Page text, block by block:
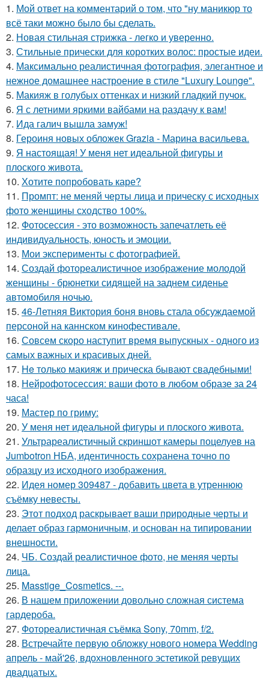
1. Мой ответ на комментарий о том, что "ну маникюр то
всё таки можно было бы сделать.
2. Новая стильная стрижка - легко и уверенно.
3. Стильные прически для коротких волос: простые идеи.
4. Максимально реалистичная фотография, элегантное и
нежное домашнее настроение в стиле "Luxury Lounge".
5. Макияж в голубых оттенках и низкий гладкий пучок.
6. Я с летними яркими вайбами на раздачу к вам!
7. Ида галич вышла замуж!
8. Героиня новых обложек Grazia - Марина васильева.
9. Я настоящая! У меня нет идеальной фигуры и
плоского живота.
10. Хотите попробовать каре?
11. Промпт: не меняй черты лица и прическу с исходных
фото женщины сходство 100%.
12. Фотосессия - это возможность запечатлеть её
индивидуальность, юность и эмоции.
13. Мои эксперименты с фотографией.
14. Создай фотореалистичное изображение молодой
женщины - брюнетки сидящей на заднем сиденье
автомобиля ночью.
15. 46-Летняя Виктория боня вновь стала обсуждаемой
персоной на каннском кинофестивале.
16. Совсем скоро наступит время выпускных - одного из
самых важных и красивых дней.
17. He только макияж и прическа бывают свадебными!
18. Нейрофотосессия: ваши фото в любом образе за 24
часа!
19. Мастер по гриму:
20. У меня нет идеальной фигуры и плоского живота.
21. Ультрареалистичный скриншот камеры поцелуев на
Jumbotron НБА, идентичность сохранена точно по
образцу из исходного изображения.
22. Идея номер 309487 - добавить цвета в утреннюю
съёмку невесты.
23. Этот подход раскрывает ваши природные черты и
делает образ гармоничным, и основан на типировании
внешности.
24. ЧБ. Создай реалистичное фото, не меняя черты
лица.
25. Masstige_Cosmetics. --.
26. В нашем приложении довольно сложная система
гардероба.
27. Фотореалистичная съёмка Sony, 70mm, f/2.
28. Встречайте первую обложку нового номера Wedding
апрель - май'26, вдохновленного эстетикой ревущих
двадцатых.